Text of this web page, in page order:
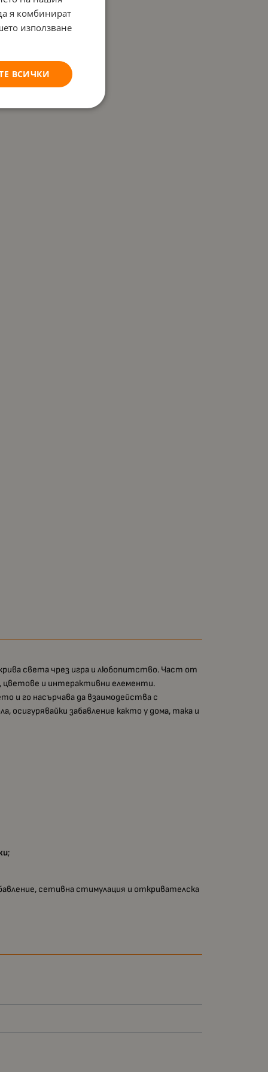
света чрез игра и любопитство. Част от
и интерактивни елементи.
и го насърчава да взаимодейства с
осигурявайки забавление както у дома, така и
;
сетивна стимулация и откривателска
я комбинират
използване
ВСИЧКИ